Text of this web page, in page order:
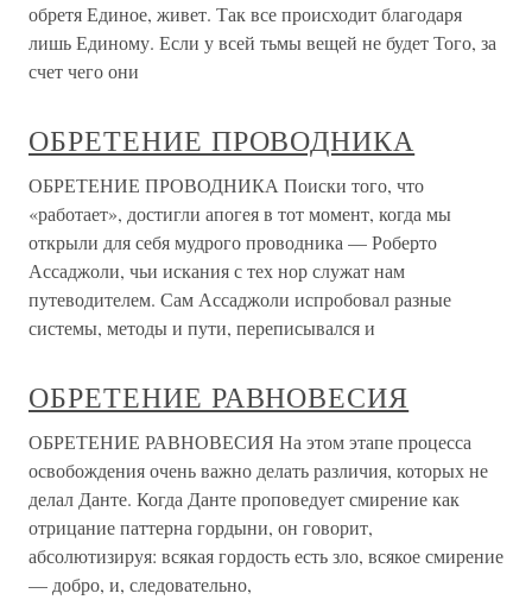
обретя Единое, живет. Так все происходит благодаря
лишь Единому. Если у всей тьмы вещей не будет Того, за
счет чего они
ОБРЕТЕНИЕ ПРОВОДНИКА
ОБРЕТЕНИЕ ПРОВОДНИКА Поиски того, что
«работает», достигли апогея в тот момент, когда мы
открыли для себя мудрого проводника — Роберто
Ассаджоли, чьи искания с тех нор служат нам
путеводителем. Сам Ассаджоли испробовал разные
системы, методы и пути, переписывался и
ОБРЕТЕНИЕ РАВНОВЕСИЯ
ОБРЕТЕНИЕ РАВНОВЕСИЯ На этом этапе процесса
освобождения очень важно делать различия, которых не
делал Данте. Когда Данте проповедует смирение как
отрицание паттерна гордыни, он говорит,
абсолютизируя: всякая гордость есть зло, всякое смирение
— добро, и, следовательно,